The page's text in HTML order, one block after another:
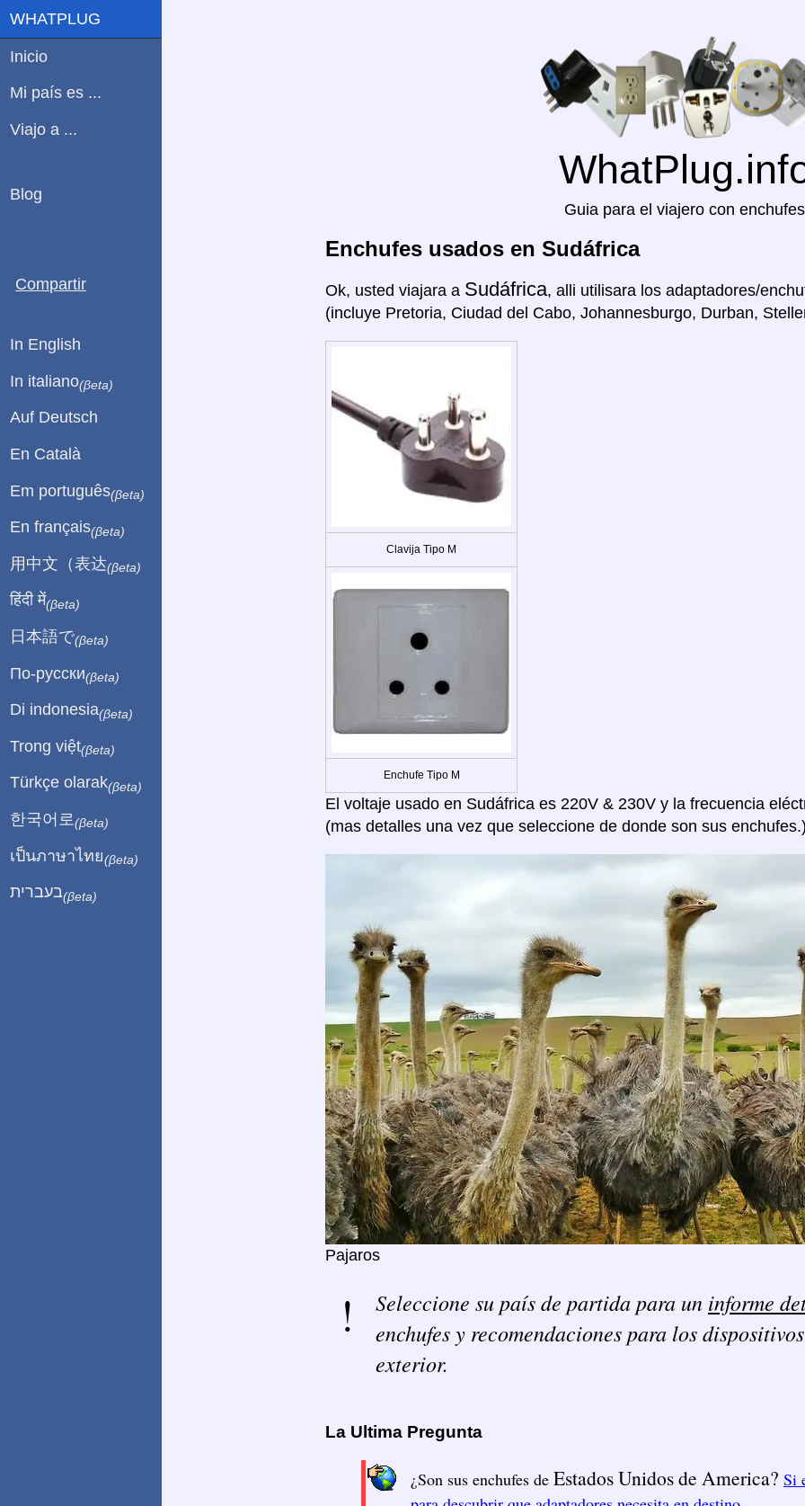
Guia para el viajero con enchufes
Enchufes usados en Sudáfrica
Ok, usted viajara a Sudáfrica, alli utilisara los adaptadores/
(incluye Pretoria, Ciudad del Cabo, Johannesburgo, Durban,
Clavija Tipo M
Enchufe Tipo M
El voltaje usado en Sudáfrica es 220V & 230V y la frecuencia
(mas detalles una vez que seleccione de donde son sus
Pajaros
Seleccione su país de partida para un informe
enchufes y recomendaciones para los
exterior.
La Ultima Pregunta
¿Son sus enchufes de Estados Unidos de America? Si
WHATPLUG
Inicio
Mi país es ...
Viajo a ...
Blog
Compartir
In English
In italiano(βeta)
Auf Deutsch
En Català
Em português(βeta)
En français(βeta)
用中文（表达(βeta)
हिंदी में(βeta)
日本語で(βeta)
По-русски(βeta)
Di indonesia(βeta)
Trong việt(βeta)
Türkçe olarak(βeta)
한국어로 (βeta)
เป็นภาษาไทย(βeta)
בעברית(βeta)